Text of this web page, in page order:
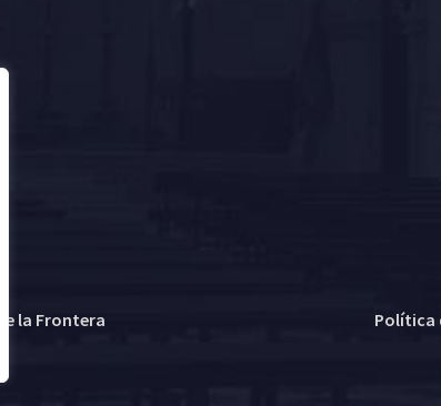
la Frontera Política